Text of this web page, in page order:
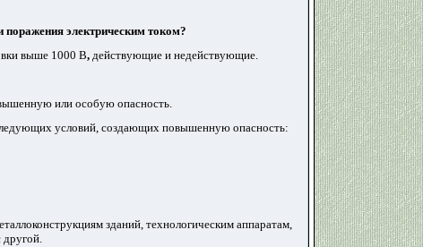
поражения электрическим током?
выше 1000 В, действующие и недействующие.
или особую опасность.
условий, создающих повышенную опасность:
зданий, технологическим аппаратам,
другой.